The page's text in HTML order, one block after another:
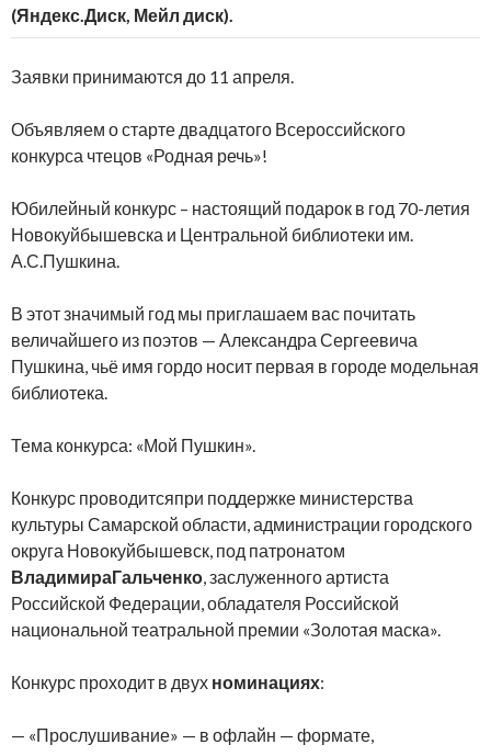
(Яндекс.Диск, Мейл диск).
Заявки принимаются до 11 апреля.
Объявляем о старте двадцатого Всероссийского
конкурса чтецов «Родная речь»!
Юбилейный конкурс – настоящий подарок в год 70-летия
Новокуйбышевска и Центральной библиотеки им.
А.С.Пушкина.
В этот значимый год мы приглашаем вас почитать
величайшего из поэтов — Александра Сергеевича
Пушкина, чьё имя гордо носит первая в городе модельная
библиотека.
Тема конкурса: «Мой Пушкин».
Конкурс проводитсяпри поддержке министерства
культуры Самарской области, администрации городского
округа Новокуйбышевск, под патронатом
ВладимираГальченко, заслуженного артиста
Российской Федерации, обладателя Российской
национальной театральной премии «Золотая маска».
Конкурс проходит в двух номинациях:
— «Прослушивание» — в офлайн — формате,